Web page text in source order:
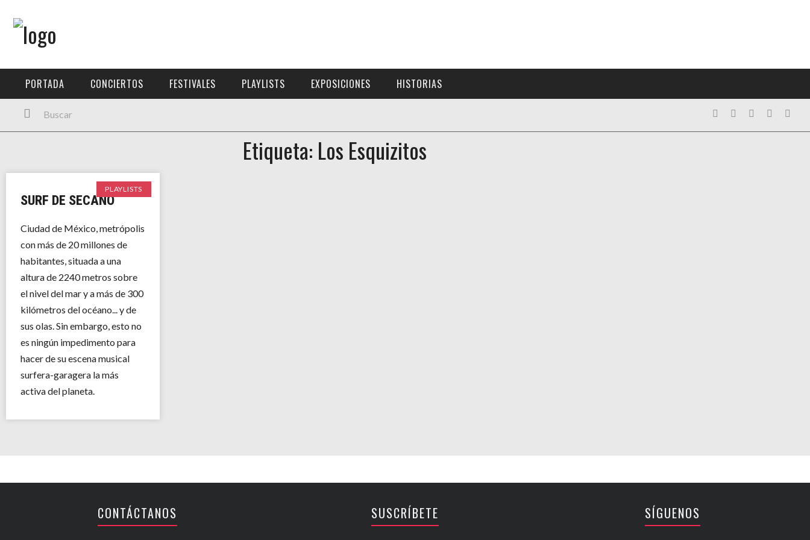
PORTADA
FESTIVALES
HISTORIAS
PORTADA CONCIERTOS FESTIVALES PLAYLISTS EXPOSICIONES HISTORIAS
Etiqueta: Los Esquizitos
PLAYLISTS
SURF DE SECANO
Ciudad de México, metrópolis
con más de 20 millones de
habitantes, situada a una
altura de 2240 metros sobre
el nivel del mar y a más de 300
kilómetros del océano... y de
sus olas. Sin embargo, esto no
es ningún impedimento para
hacer de su escena musical
surfera-garagera la más
activa del planeta.
CONTÁCTANOS SUSCRÍBETE SÍGUENOS